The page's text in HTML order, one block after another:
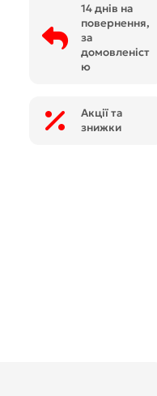
14 днів на
повернення,
за
домовленіст
ю
Акції та
знижки